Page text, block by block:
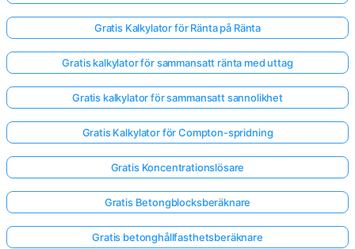
Gratis Kalkylator för Ränta på Ränta
Gratis kalkylator för sammansatt ränta med uttag
Gratis kalkylator för sammansatt sannolikhet
Gratis Kalkylator för Compton-spridning
Gratis Koncentrationslösare
Gratis Betongblocksberäknare
Gratis betonghållfasthetsberäknare